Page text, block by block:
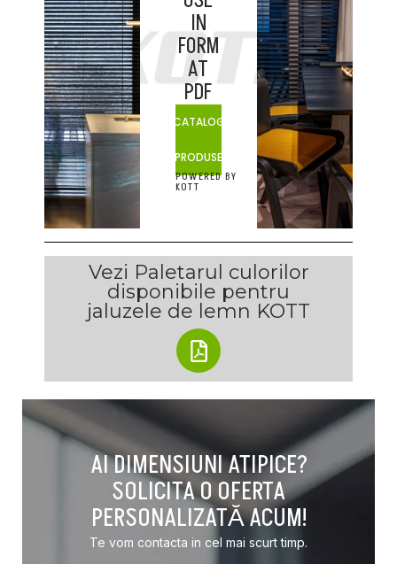
POWERED BY
KOTT
IN
FORM
AT
PDF
CATALOG
PRODUSE
Vezi Paletarul culorilor
disponibile pentru
jaluzele de lemn KOTT
AI DIMENSIUNI ATIPICE?
SOLICITA O OFERTA
PERSONALIZATĂ ACUM!
Te vom contacta in cel mai scurt timp.